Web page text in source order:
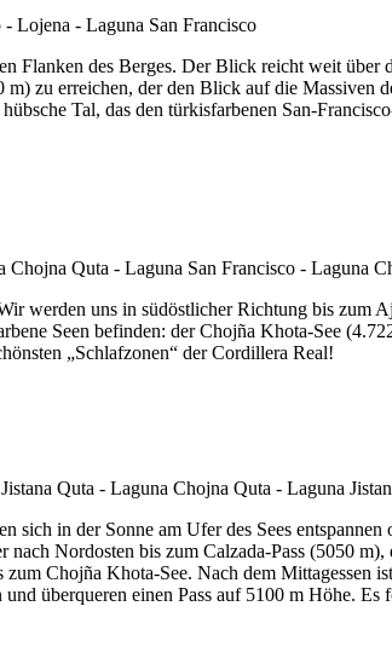
Flanken des Berges. Der Blick reicht weit
zu erreichen, der den Blick auf die
Tal, das den türkisfarbenen San-
werden uns in südöstlicher Richtung bis zum
Seen befinden: der Chojña Khota-See
„Schlafzonen“ der Cordillera Real!
in der Sonne am Ufer des Sees
Nordosten bis zum Calzada-Pass (5050
Chojña Khota-See. Nach dem Mittagessen
überqueren einen Pass auf 5100 m Höhe.